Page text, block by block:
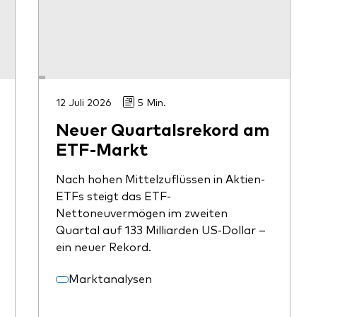
12 Juli 2026 5 Min.
Neuer Quartalsrekord am
ETF-Markt
Nach hohen Mittelzuflüssen in Aktien-
ETFs steigt das ETF-
Nettoneuvermögen im zweiten
Quartal auf 133 Milliarden US-Dollar –
ein neuer Rekord.
Marktanalysen